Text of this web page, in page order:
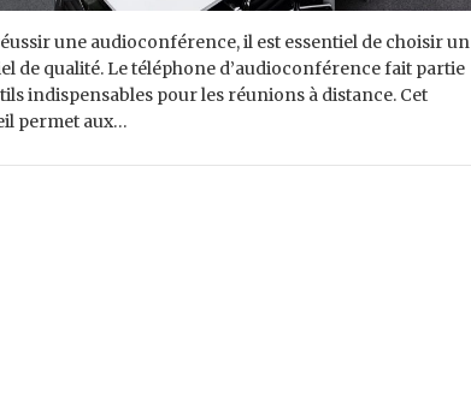
une audioconférence, il est essentiel de choisir un
de qualité. Le téléphone d’audioconférence fait partie
indispensables pour les réunions à distance. Cet
permet aux…